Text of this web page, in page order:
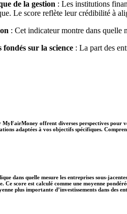
de la gestion : Les institutions
Le score reflète leur crédibilité à
: Cet indicateur montre dans quelle
sur la science : La part des
offrent diverses perspectives pour
adaptées à vos objectifs spécifiques.
dans quelle mesure les entreprises sous-
Ce score est calculé comme une moyenne
plus importante d’investissements dans des